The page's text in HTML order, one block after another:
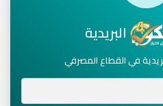
البريدية
في القطاع المصرفي